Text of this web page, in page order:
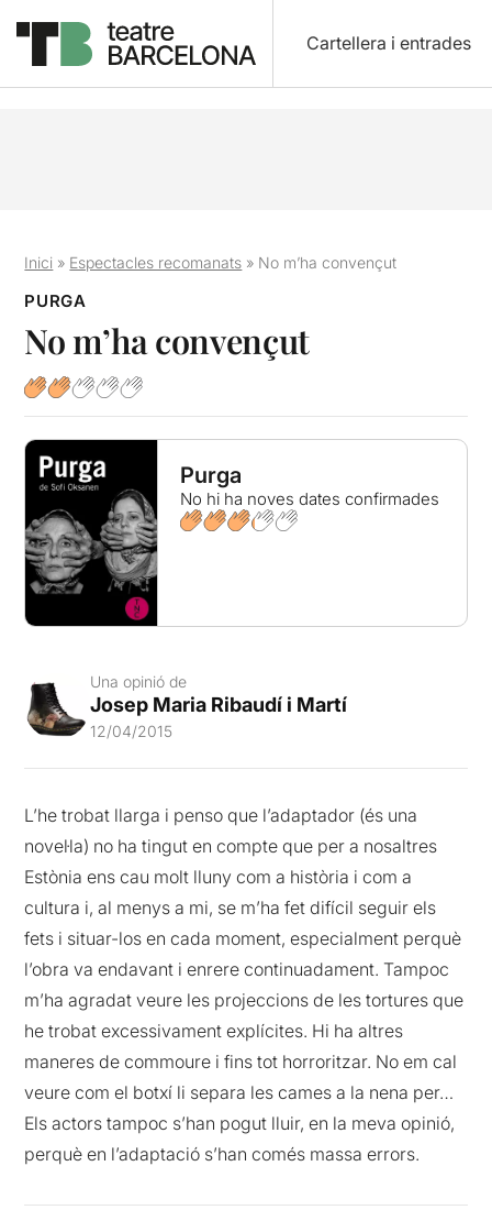
Cartellera i entrades
Inici » Espectacles recomanats » No m’ha convençut
PURGA
No m’ha convençut
Purga
No hi ha noves dates confirmades
Una opinió de
Josep Maria Ribaudí i Martí
12/04/2015
L’he trobat llarga i penso que l’adaptador (és una
novel·la) no ha tingut en compte que per a nosaltres
Estònia ens cau molt lluny com a història i com a
cultura i, al menys a mi, se m’ha fet difícil seguir els
fets i situar-los en cada moment, especialment perquè
l’obra va endavant i enrere continuadament. Tampoc
m’ha agradat veure les projeccions de les tortures que
he trobat excessivament explícites. Hi ha altres
maneres de commoure i fins tot horroritzar. No em cal
veure com el botxí li separa les cames a la nena per…
Els actors tampoc s’han pogut lluir, en la meva opinió,
perquè en l’adaptació s’han comés massa errors.